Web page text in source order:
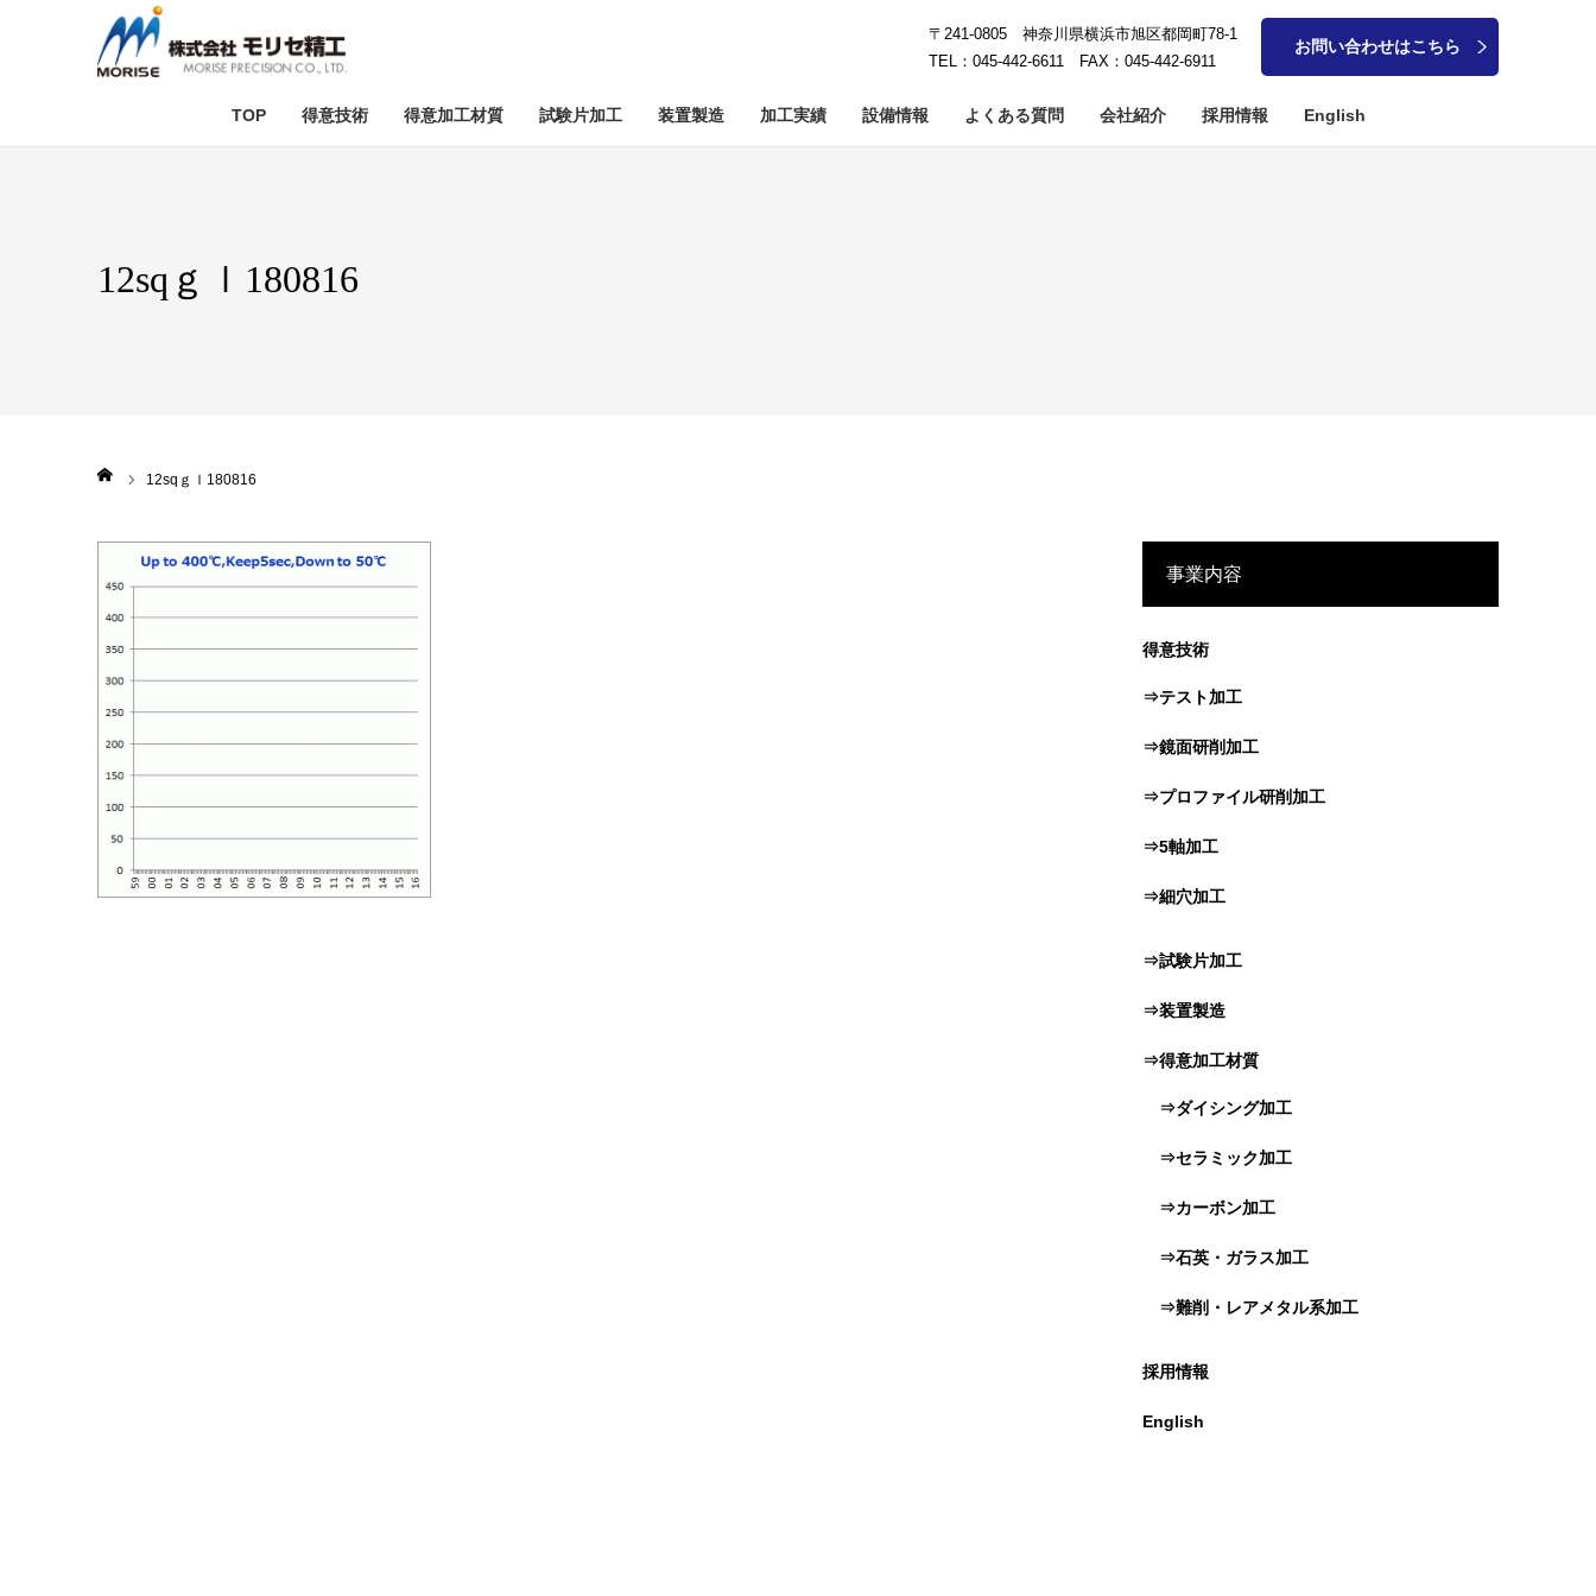
〒241-0805 神奈川県横浜市旭区都岡町78-1
TEL：045-442-6611 FAX：045-442-6911
お問い合わせはこちら
TOP 得意技術 得意加工材質 試験片加工 装置製造 加工実績 設備情報 よくある質問 会社紹介 採用情報 English
12sqｇｌ180816
12sqｇｌ180816
事業内容
得意技術
⇒テスト加工
⇒鏡面研削加工
⇒プロファイル研削加工
⇒5軸加工
⇒細穴加工
⇒試験片加工
⇒装置製造
⇒得意加工材質
⇒ダイシング加工
⇒セラミック加工
⇒カーボン加工
⇒石英・ガラス加工
⇒難削・レアメタル系加工
採用情報
English